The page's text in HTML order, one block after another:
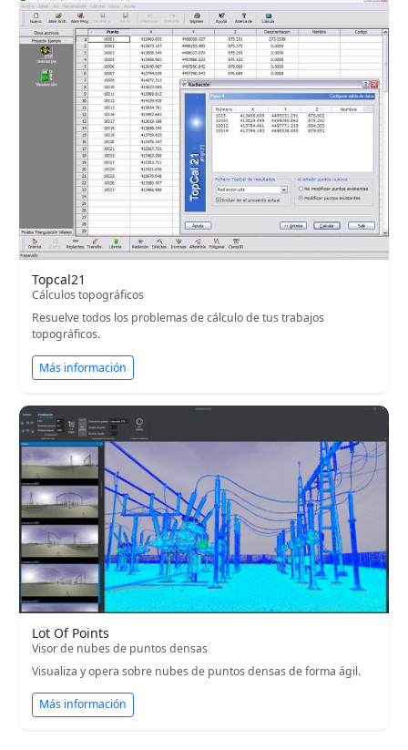
Topcal21
Cálculos topográficos
Resuelve todos los problemas de cálculo de tus trabajos
topográficos.
Más información
Lot Of Points
Visor de nubes de puntos densas
Visualiza y opera sobre nubes de puntos densas de forma ágil.
Más información